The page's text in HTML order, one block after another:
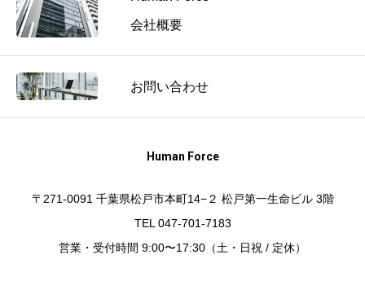
は？
｜
士
が
る！
会社概要
お問い合わせ
Human Force
〒271-0091 千葉県松戸市本町14−２ 松戸第一生命ビル 3階
TEL 047-701-7183
営業・受付時間 9:00〜17:30（土・日祝 / 定休）